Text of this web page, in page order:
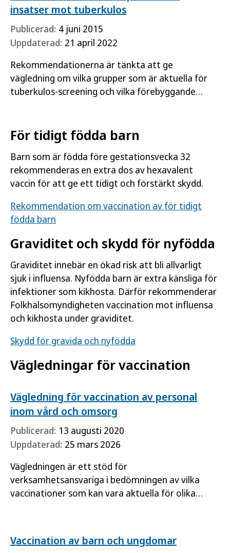
insatser mot tuberkulos
Publicerad: 4 juni 2015
Uppdaterad: 21 april 2022
Rekommendationerna är tänkta att ge
vägledning om vilka grupper som är aktuella för
tuberkulos-screening och vilka förebyggande
För tidigt födda barn
Barn som är födda före gestationsvecka 32
rekommenderas en extra dos av hexavalent
vaccin för att ge ett tidigt och förstärkt skydd.
Rekommendation om vaccination av för tidigt
födda barn
Graviditet och skydd för nyfödda
Graviditet innebär en ökad risk att bli allvarligt
sjuk i influensa. Nyfödda barn är extra känsliga för
infektioner som kikhosta. Därför rekommenderar
Folkhälsomyndigheten vaccination mot influensa
och kikhosta under graviditet.
Skydd för gravida och nyfödda
Vägledningar för vaccination
Vägledning för vaccination av personal
inom vård och omsorg
Publicerad: 13 augusti 2020
Uppdaterad: 25 mars 2026
Vägledningen är ett stöd för
verksamhetsansvariga i bedömningen av vilka
vaccinationer som kan vara aktuella för olika
Vaccination av barn och ungdomar